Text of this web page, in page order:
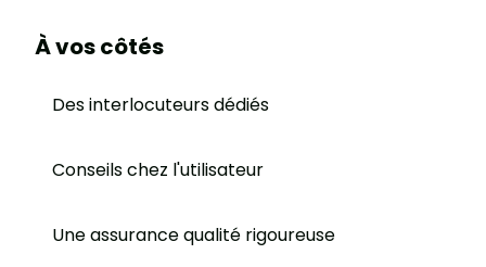
À vos côtés
Des interlocuteurs dédiés
Conseils chez l'utilisateur
Une assurance qualité rigoureuse